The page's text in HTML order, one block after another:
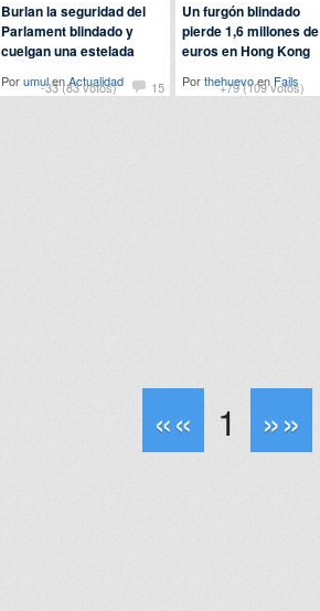
-33 (83 votos) 15
Burlan la seguridad del
Parlament blindado y
cuelgan una estelada
PorumulenActualidad +79 (109 votos)
Un furgón blindado
pierde 1,6 millones de
euros en Hong Kong
Porthehuevoen Fails
«« 1 »»